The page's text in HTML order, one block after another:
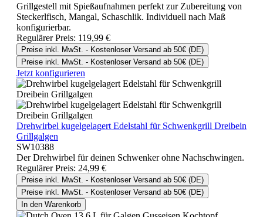
Grillgestell mit Spießaufnahmen perfekt zur Zubereitung von
Steckerlfisch, Mangal, Schaschlik. Individuell nach Maß
konfigurierbar.
Regulärer Preis: 119,99 €
Preise inkl. MwSt. - Kostenloser Versand ab 50€ (DE)
Preise inkl. MwSt. - Kostenloser Versand ab 50€ (DE)
Jetzt konfigurieren
Drehwirbel kugelgelagert Edelstahl für Schwenkgrill Dreibein
Grillgalgen
SW10388
Der Drehwirbel für deinen Schwenker ohne Nachschwingen.
Regulärer Preis: 24,99 €
Preise inkl. MwSt. - Kostenloser Versand ab 50€ (DE)
Preise inkl. MwSt. - Kostenloser Versand ab 50€ (DE)
In den Warenkorb